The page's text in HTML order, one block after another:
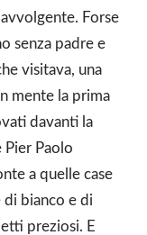
Forse
senza padre e
visitava, una
mente la prima
davanti la
Pier Paolo
a quelle case
bianco e di
preziosi. E